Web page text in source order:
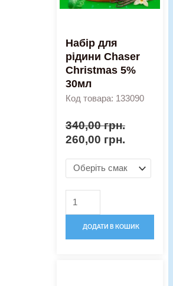
Набір для
рідини Chaser
Christmas 5%
30мл
Код товара: 133090
340,00грн.
260,00 грн.
30мл
ДОДАТИ В КОШИК